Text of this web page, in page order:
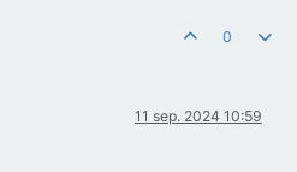
0
11 sep. 2024 10:59